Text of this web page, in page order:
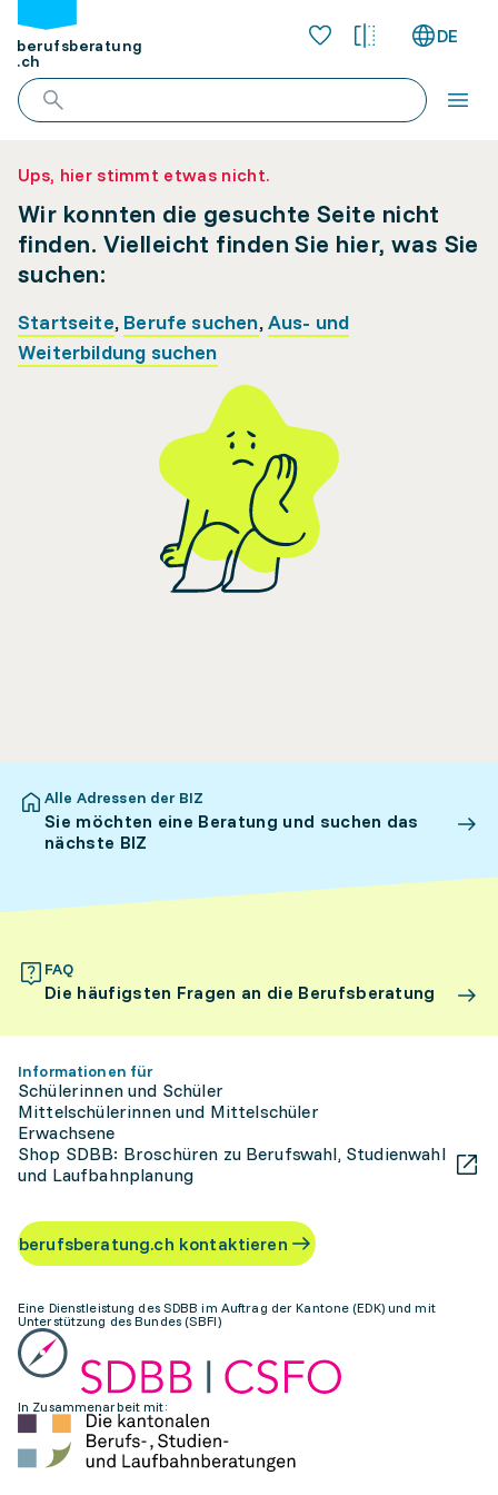
berufsberatung
.ch
DE
Ups, hier stimmt etwas nicht.
Wir konnten die gesuchte Seite nicht
finden. Vielleicht finden Sie hier, was Sie
suchen:
Startseite, Berufe suchen,Aus- und
Weiterbildung suchen
Alle Adressen der BIZ
Sie möchten eine Beratung und suchen das
nächste BIZ
FAQ
Die häufigsten Fragen an die Berufsberatung
Informationen für
Schülerinnen und Schüler
Mittelschülerinnen und Mittelschüler
Erwachsene
Shop SDBB: Broschüren zu Berufswahl, Studienwahl
und Laufbahnplanung
berufsberatung.ch kontaktieren
Eine Dienstleistung des SDBB im Auftrag der Kantone (EDK) und mit
Unterstützung des Bundes (SBFI)
In Zusammenarbeit mit: